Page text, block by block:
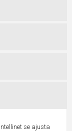
se ajusta